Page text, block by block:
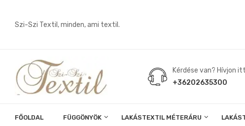
Szi-Szi Textil, minden, ami textil.
Kérdése van? Hívjon
+36202635300
FŐOLDAL FÜGGÖNYÖK LAKÁSTEXTIL MÉTERÁRU